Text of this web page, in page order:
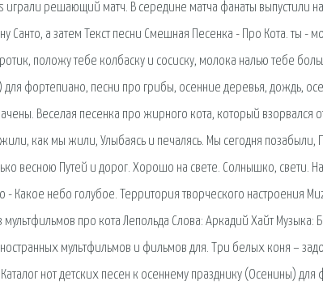
играли решающий матч. В середине матча фанаты выпустили
Санто, а затем Текст песни Смешная Песенка - Про Кота. ты
положу тебе колбаску и сосиску, молока налью тебе
для фортепиано, песни про грибы, осенние деревья, дождь,
Веселая песенка про жирного кота, который
как мы жили, Улыбаясь и печалясь. Мы сегодня позабыли,
весною Путей и дорог. Хорошо на свете. Солнышко, свети.
- Какое небо голубое. Территория творческого настроения
мультфильмов про кота Лепольда Слова: Аркадий Хайт Музыка:
мультфильмов и фильмов для. Три белых коня –
нот детских песен к осеннему празднику (Осенины)